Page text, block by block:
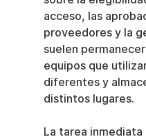
acceso, las
proveedores y la
suelen
equipos que
diferentes y
distintos lugares.
La tarea